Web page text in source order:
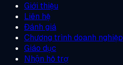
Giới thiệu
Liên hệ
Đánh giá
Chương trình doanh nghiệp
Giáo dục
Nhận hỗ trợ